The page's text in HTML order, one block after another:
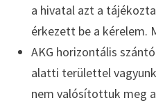
a hivatal azt a
érkezett be a kérelem.
AKG horizontális
alatti területtel
nem valósítottuk meg